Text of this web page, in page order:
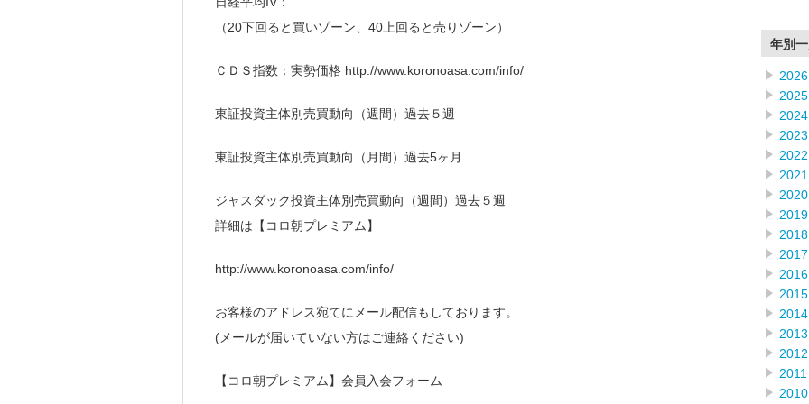
（20下回ると買いゾーン、40上回ると売りゾーン）
ＣＤＳ指数：実勢価格 http://www.koronoasa.com/info/
東証投資主体別売買動向（週間）過去５週
東証投資主体別売買動向（月間）過去5ヶ月
ジャスダック投資主体別売買動向（週間）過去５週
詳細は【コロ朝プレミアム】
http://www.koronoasa.com/info/
お客様のアドレス宛てにメール配信もしております。
(メールが届いていない方はご連絡ください)
【コロ朝プレミアム】会員入会フォーム
年別
2026
2025
2024
2023
2022
2021
2020
2019
2018
2017
2016
2015
2014
2013
2012
2011
2010